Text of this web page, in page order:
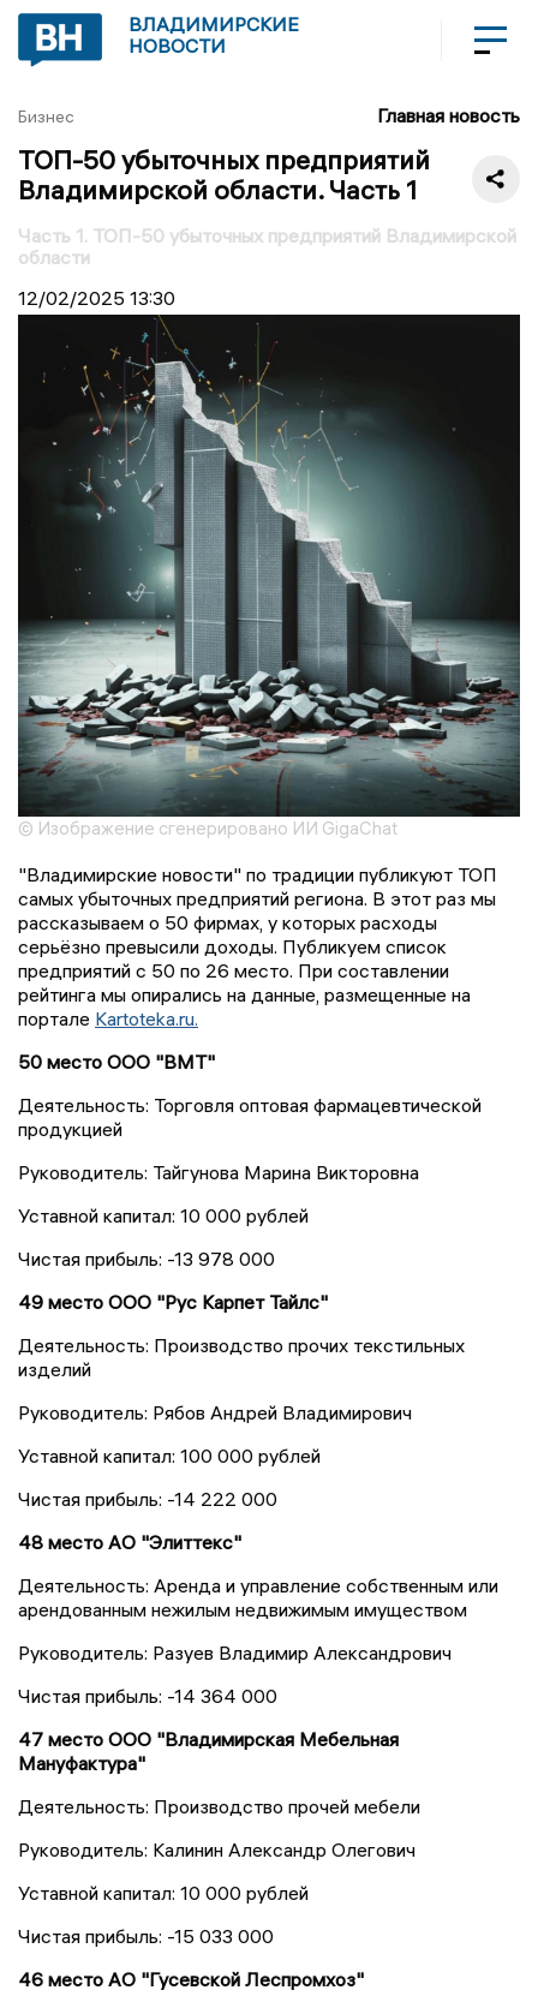
ВЛАДИМИРСКИЕ
НОВОСТИ
Бизнес Главная новость
ТОП-50 убыточных предприятий
Владимирской области. Часть 1
Часть 1. ТОП-50 убыточных предприятий Владимирской
области
12/02/2025 13:30
© Изображение сгенерировано ИИ GigaChat
"Владимирские новости" по традиции публикуют ТОП
самых убыточных предприятий региона. В этот раз мы
рассказываем о 50 фирмах, у которых расходы
серьёзно превысили доходы. Публикуем список
предприятий с 50 по 26 место. При составлении
рейтинга мы опирались на данные, размещенные на
портале Kartoteka.ru.
50 место ООО "ВМТ"
Деятельность: Торговля оптовая фармацевтической
продукцией
Руководитель: Тайгунова Марина Викторовна
Уставной капитал: 10 000 рублей
Чистая прибыль: -13 978 000
49 место ООО "Рус Карпет Тайлс"
Деятельность: Производство прочих текстильных
изделий
Руководитель: Рябов Андрей Владимирович
Уставной капитал: 100 000 рублей
Чистая прибыль: -14 222 000
48 место АО "Элиттекс"
Деятельность: Аренда и управление собственным или
арендованным нежилым недвижимым имуществом
Руководитель: Разуев Владимир Александрович
Чистая прибыль: -14 364 000
47 место ООО "Владимирская Мебельная
Мануфактура"
Деятельность: Производство прочей мебели
Руководитель: Калинин Александр Олегович
Уставной капитал: 10 000 рублей
Чистая прибыль: -15 033 000
46 место АО "Гусевской Леспромхоз"